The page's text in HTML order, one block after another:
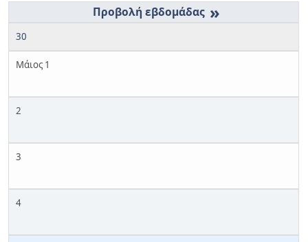
»
30
Μάιος 1
2
3
4